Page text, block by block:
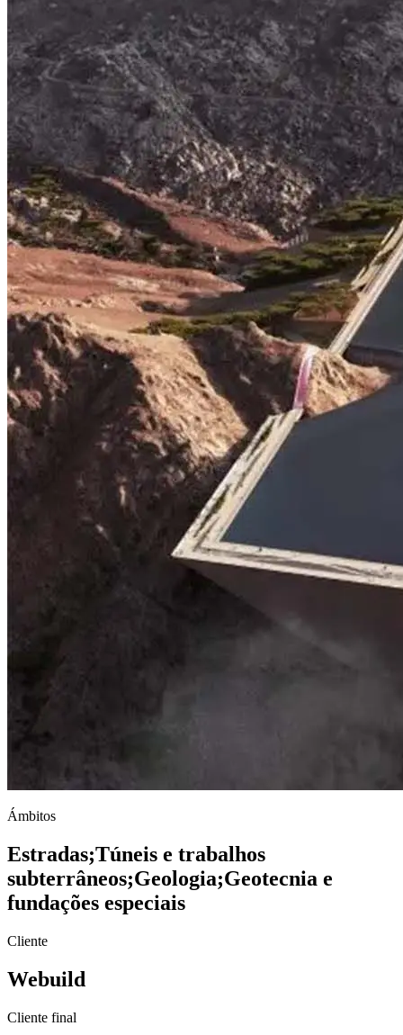
Ámbitos
Estradas;Túneis e trabalhos
subterrâneos;Geologia;Geotecnia e
fundações especiais
Cliente
Webuild
Cliente final